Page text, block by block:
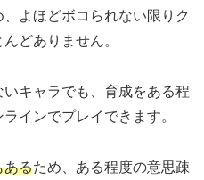
よほどボコられない限りク
どありません。
キャラでも、育成をある程
インでプレイできます。
あるため、ある程度の意思疎